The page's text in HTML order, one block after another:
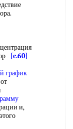
[c.60]
график
и,